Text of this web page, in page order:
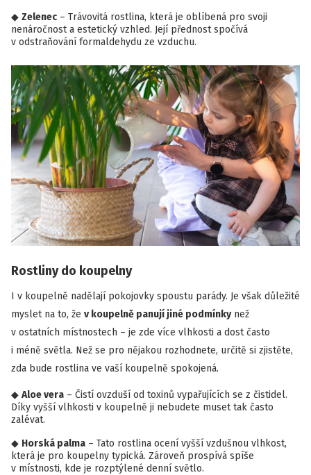
Zelenec – Trávovitá rostlina, která je oblíbená pro svoji
nenáročnost a estetický vzhled. Její přednost spočívá
v odstraňování formaldehydu ze vzduchu.
Rostliny do koupelny
I v koupelně nadělají pokojovky spoustu parády. Je však důležité
myslet na to, že v koupelně panují jiné podmínkynež
v ostatních místnostech – je zde více vlhkosti a dost často
i méně světla. Než se pro nějakou rozhodnete, určitě si zjistěte,
zda bude rostlina ve vaší koupelně spokojená.
Aloe vera – Čistí ovzduší od toxinů vypařujících se z čistidel.
Díky vyšší vlhkosti v koupelně ji nebudete muset tak často
zalévat.
Horská palma – Tato rostlina ocení vyšší vzdušnou vlhkost,
která je pro koupelny typická. Zároveň prospívá spíše
v místnosti, kde je rozptýlené denní světlo.